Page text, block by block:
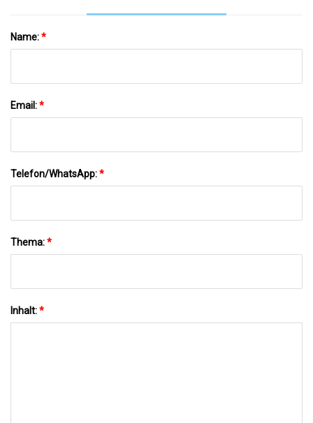
Name:*
Email:*
Telefon/WhatsApp:*
Thema:*
Inhalt:*